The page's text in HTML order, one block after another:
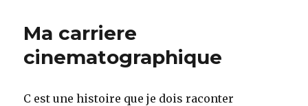
Ma carriere
cinematographique
C est une histoire que je dois raconter